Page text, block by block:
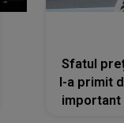
Sfatul
l-a primit
important